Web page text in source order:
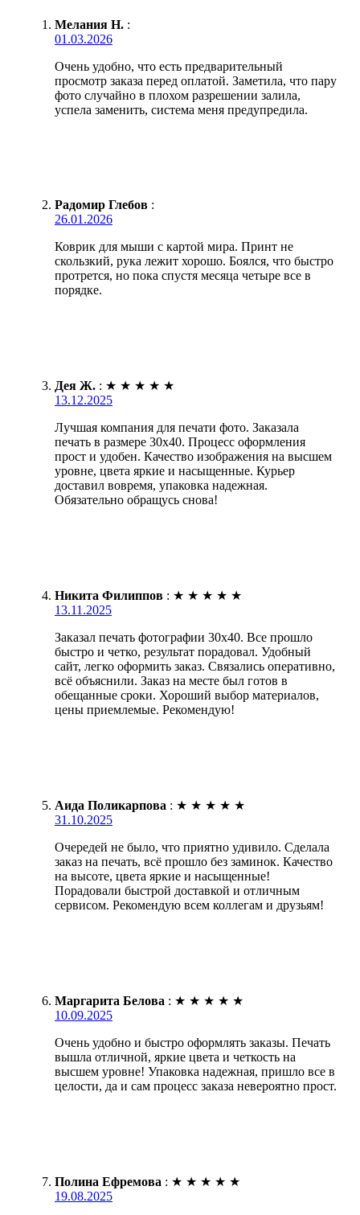
Мелания Н. :
01.03.2026
Очень удобно, что есть предварительный
просмотр заказа перед оплатой. Заметила, что пару
фото случайно в плохом разрешении залила,
успела заменить, система меня предупредила.
Радомир Глебов :
26.01.2026
Коврик для мыши с картой мира. Принт не
скользкий, рука лежит хорошо. Боялся, что быстро
протрется, но пока спустя месяца четыре все в
порядке.
Дея Ж. : ★ ★ ★ ★ ★
13.12.2025
Лучшая компания для печати фото. Заказала
печать в размере 30х40. Процесс оформления
прост и удобен. Качество изображения на высшем
уровне, цвета яркие и насыщенные. Курьер
доставил вовремя, упаковка надежная.
Обязательно обращусь снова!
Никита Филиппов : ★ ★ ★ ★ ★
13.11.2025
Заказал печать фотографии 30х40. Все прошло
быстро и четко, результат порадовал. Удобный
сайт, легко оформить заказ. Связались оперативно,
всё объяснили. Заказ на месте был готов в
обещанные сроки. Хороший выбор материалов,
цены приемлемые. Рекомендую!
Аида Поликарпова : ★ ★ ★ ★ ★
31.10.2025
Очередей не было, что приятно удивило. Сделала
заказ на печать, всё прошло без заминок. Качество
на высоте, цвета яркие и насыщенные!
Порадовали быстрой доставкой и отличным
сервисом. Рекомендую всем коллегам и друзьям!
Маргарита Белова : ★ ★ ★ ★ ★
10.09.2025
Очень удобно и быстро оформлять заказы. Печать
вышла отличной, яркие цвета и четкость на
высшем уровне! Упаковка надежная, пришло все в
целости, да и сам процесс заказа невероятно прост.
Полина Ефремова : ★ ★ ★ ★ ★
19.08.2025